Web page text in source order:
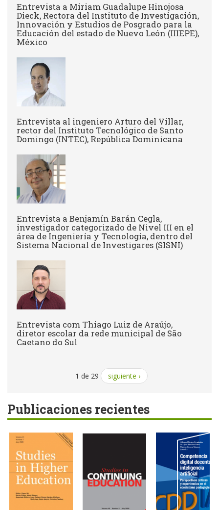
Entrevista a Miriam Guadalupe Hinojosa
Dieck, Rectora del Instituto de Investigación,
Innovación y Estudios de Posgrado para la
Educación del estado de Nuevo León (IIIEPE),
México
Entrevista al ingeniero Arturo del Villar,
rector del Instituto Tecnológico de Santo
Domingo (INTEC), República Dominicana
Entrevista a Benjamín Barán Cegla,
investigador categorizado de Nivel III en el
área de Ingeniería y Tecnología, dentro del
Sistema Nacional de Investigares (SISNI)
Entrevista com Thiago Luiz de Araújo,
diretor escolar da rede municipal de São
Caetano do Sul
1 de 29 siguiente ›
Publicaciones recientes